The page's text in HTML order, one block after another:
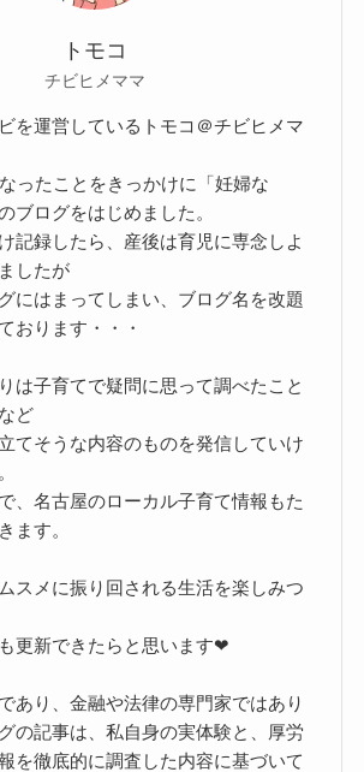
トモコ
チビヒメママ
を運営しているトモコ＠チビヒメマ
ったことをきっかけに「妊婦な
ブログをはじめました。
記録したら、産後は育児に専念しよ
したが
にはまってしまい、ブログ名を改題
おります・・・
は子育てで疑問に思って調べたこと
ど
てそうな内容のものを発信していけ
、名古屋のローカル子育て情報もた
ます。
スメに振り回される生活を楽しみつ
更新できたらと思います❤
あり、金融や法律の専門家ではあり
の記事は、私自身の実体験と、厚労
を徹底的に調査した内容に基づいて